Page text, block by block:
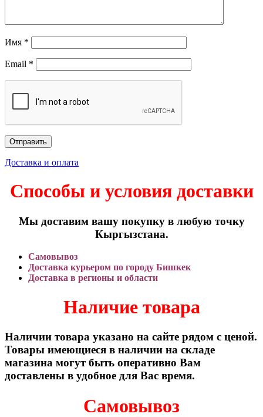
Имя *
Email *
Доставка и оплата
Способы и условия доставки
Мы доставим вашу покупку в любую точку
Кыргызстана.
Самовывоз
Доставка курьером по городу Бишкек
Доставка в регионы и области
Наличие товара
Наличии товара указано на сайте рядом с ценой.
Товары имеющиеся в наличии на складе
магазина могут быть оперативно Вам
доставлены в удобное для Вас время.
Самовывоз